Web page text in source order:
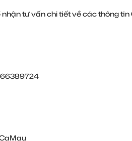
tư vấn chi tiết về các thông